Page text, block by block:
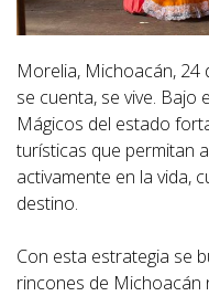
Morelia, Michoacán, 24
se cuenta, se vive. Bajo
Mágicos del estado
turísticas que permitan
activamente en la vida,
destino.
Con esta estrategia se
rincones de Michoacán